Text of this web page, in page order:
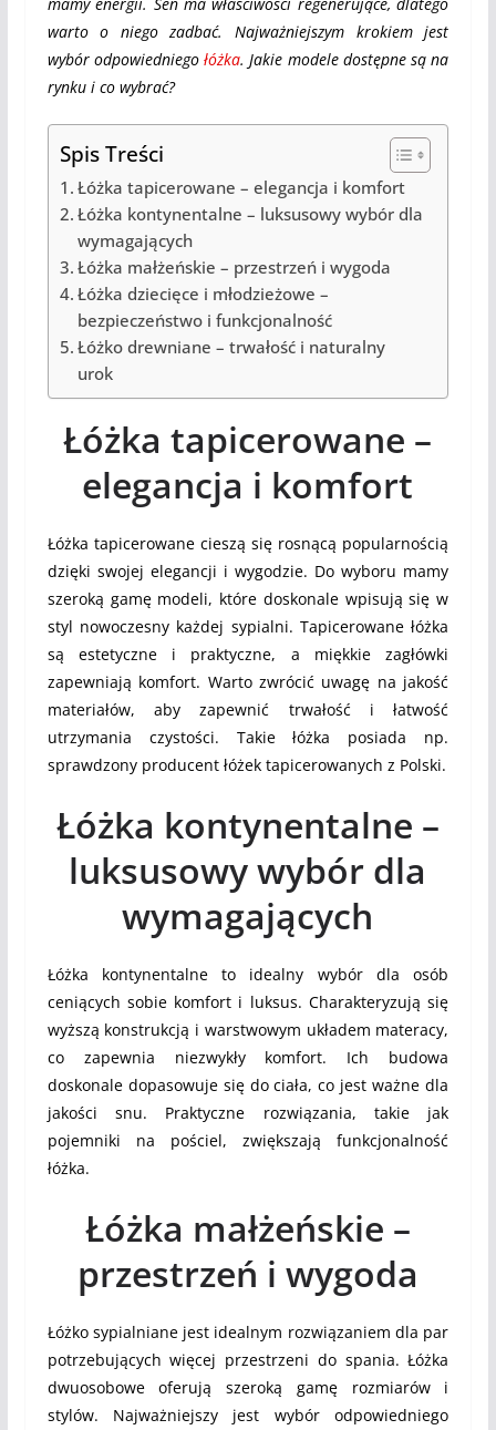
warto o niego zadbać. Najważniejszym krokiem jest
wybór odpowiedniegołóżka. Jakie modele dostępne są na
rynku i co wybrać?
Spis Treści
Łóżka tapicerowane – elegancja i komfort
Łóżka kontynentalne – luksusowy wybór dla
wymagających
Łóżka małżeńskie – przestrzeń i wygoda
Łóżka dziecięce i młodzieżowe –
bezpieczeństwo i funkcjonalność
Łóżko drewniane – trwałość i naturalny
urok
Łóżka tapicerowane –
elegancja i komfort
Łóżka tapicerowane cieszą się rosnącą popularnością
dzięki swojej elegancji i wygodzie. Do wyboru mamy
szeroką gamę modeli, które doskonale wpisują się w
styl nowoczesny każdej sypialni. Tapicerowane łóżka
są estetyczne i praktyczne, a miękkie zagłówki
zapewniają komfort. Warto zwrócić uwagę na jakość
materiałów, aby zapewnić trwałość i łatwość
utrzymania czystości. Takie łóżka posiada np.
sprawdzony producent łóżek tapicerowanych z Polski.
Łóżka kontynentalne –
luksusowy wybór dla
wymagających
Łóżka kontynentalne to idealny wybór dla osób
ceniących sobie komfort i luksus. Charakteryzują się
wyższą konstrukcją i warstwowym układem materacy,
co zapewnia niezwykły komfort. Ich budowa
doskonale dopasowuje się do ciała, co jest ważne dla
jakości snu. Praktyczne rozwiązania, takie jak
pojemniki na pościel, zwiększają funkcjonalność
łóżka.
Łóżka małżeńskie –
przestrzeń i wygoda
Łóżko sypialniane jest idealnym rozwiązaniem dla par
potrzebujących więcej przestrzeni do spania. Łóżka
dwuosobowe oferują szeroką gamę rozmiarów i
stylów. Najważniejszy jest wybór odpowiedniego